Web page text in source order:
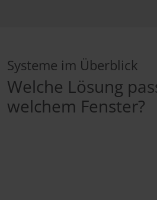
Systeme im Überblick
Welche Lösung
welchem Fenster?